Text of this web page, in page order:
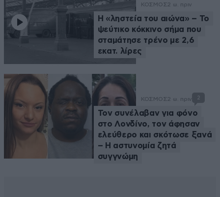
ΚΟΣΜΟΣ2 ω. πριν
Η «ληστεία του αιώνα» – Το
ψεύτικο κόκκινο σήμα που
σταμάτησε τρένο με 2,6
εκατ. λίρες
ΚΟΣΜΟΣ2 ω. πριν 2
Τον συνέλαβαν για φόνο
στο Λονδίνο, τον άφησαν
ελεύθερο και σκότωσε ξανά
– Η αστυνομία ζητά
συγγνώμη